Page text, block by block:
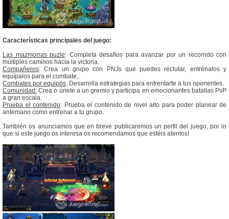
Características principales del juego:
Las mazmorras puzle: Completa desafíos para avanzar por un recorrido con
múltiples caminos hacia la victoria.
Compañeros: Crea un grupo con PNJs que puedes reclutar, entrénalos y
equípalos para el combate,.
Combates por equipos: Desarrolla estrategias para enfrentarte a tus oponentes.
Comunidad: Crea o únete a un gremio y participa en emocionantes batallas PvP
a gran escala.
Prueba el contenido: Prueba el contenido de nivel alto para poder planear de
antemano como entrenar a tu grupo.
También os anunciamos que en breve publicaremos un perfil del juego, por lo
que si este juego os interesa os recomendamos que estéis atentos!